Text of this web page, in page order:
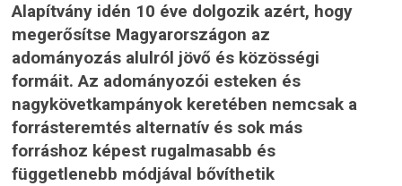
Alapítvány idén 10 éve dolgozik azért, hogy
megerősítse Magyarországon az
adományozás alulról jövő és közösségi
formáit. Az adományozói esteken és
nagykövetkampányok keretében nemcsak a
forrásteremtés alternatív és sok más
forráshoz képest rugalmasabb és
függetlenebb módjával bővíthetik